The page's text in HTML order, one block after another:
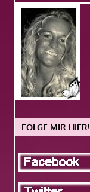
FOLGE MIR HIER!